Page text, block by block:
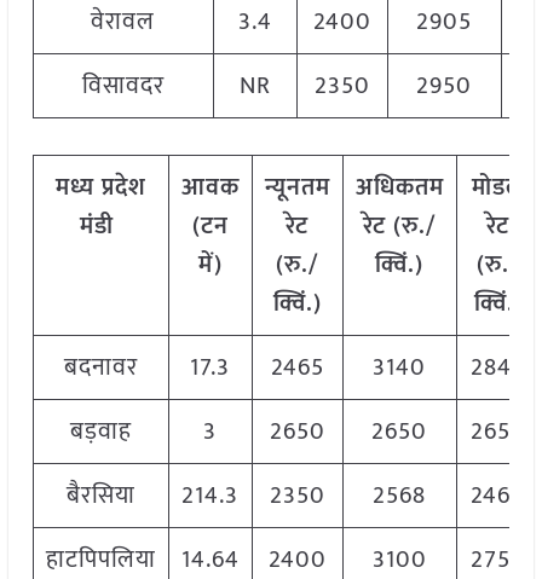
वेरावल
3.4 2400 2905
विसावदर
NR 2350 2950
मध्यप्रदेश
मंडी
आवक
(टन
में)
न्यूनतम
रेट
(रु./
क्विं.)
अधिकतम
रेट (रु./
क्विं.)
मोडल
रेट
(रु./
क्विं.)
बदनावर
17.3 2465 3140
2845
बड़वाह
3 2650 2650
2650
बैरसिया
214.3 2350 2568
2460
हाटपिपलिया
14.64 2400 3100 2750